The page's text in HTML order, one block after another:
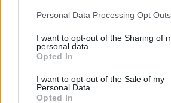
Please note that this website/app uses
not limited to your visit or usage
grant or deny consent to Google and its
use your data for below specified
consent section.
Personal Data Processing Opt Outs
I want to opt-out of the Sharing of
personal data.
Opted In
I want to opt-out of the Sale of my
Personal Data.
Opted In
4 napja
Megvan, mikor kezdődik az F1-es